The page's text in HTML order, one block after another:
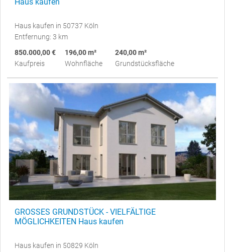
Haus kaufen in 50737 Köln
Entfernung: 3 km
850.000,00 €
Kaufpreis
196,00 m²
Wohnfläche
240,00 m²
Grundstücksfläche
GROSSES GRUNDSTÜCK - VIELFÄLTIGE
MÖGLICHKEITEN Haus kaufen
Haus kaufen in 50829 Köln